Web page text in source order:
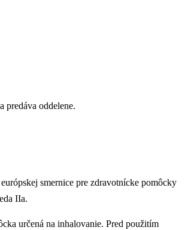
predáva oddelene.
smernice pre zdravotnícke pomôcky
IIa.
určená na inhalovanie. Pred použitím